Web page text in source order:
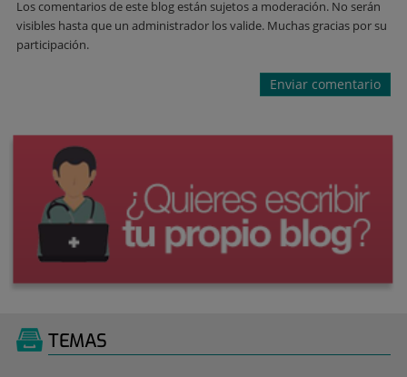
Los comentarios de este blog están sujetos a moderación. No serán
visibles hasta que un administrador los valide. Muchas gracias por su
participación.
TEMAS